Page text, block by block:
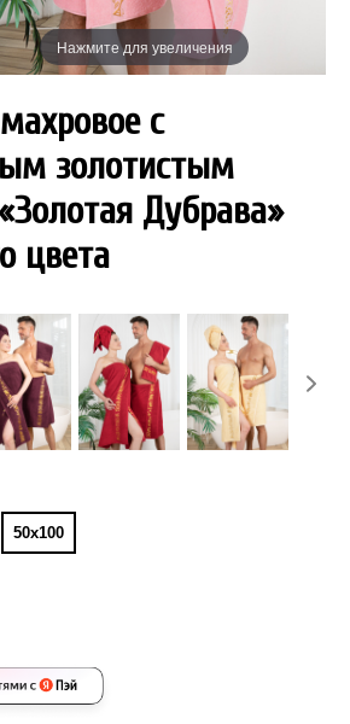
Нажмите для увеличения
с
золотистым
Дубрава»
цвета
50х100